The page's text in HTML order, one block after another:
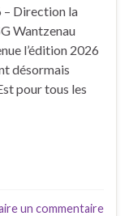
– Direction la
Wantzenau
l’édition 2026
désormais
pour tous les
un commentaire